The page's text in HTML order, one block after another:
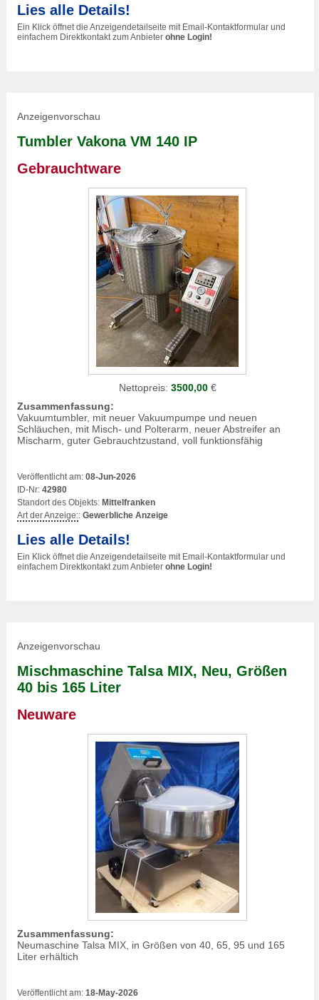
Lies alle Details!
Ein Klick öffnet die Anzeigendetailseite mit Email-Kontaktformular und
einfachem Direktkontakt zum Anbieter ohne Login!
Anzeigenvorschau
Tumbler Vakona VM 140 IP
Gebrauchtware
Nettopreis: 3500,00€
Zusammenfassung:
Vakuumtumbler, mit neuer Vakuumpumpe und neuen
Schläuchen, mit Misch- und Polterarm, neuer Abstreifer an
Mischarm, guter Gebrauchtzustand, voll funktionsfähig
Veröffentlicht am: 08-Jun-2026
ID-Nr: 42980
Standort des Objekts: Mittelfranken
Art der Anzeige:: Gewerbliche Anzeige
Lies alle Details!
Ein Klick öffnet die Anzeigendetailseite mit Email-Kontaktformular und
einfachem Direktkontakt zum Anbieter ohne Login!
Anzeigenvorschau
Mischmaschine Talsa MIX, Neu, Größen
40 bis 165 Liter
Neuware
Zusammenfassung:
Neumaschine Talsa MIX, in Größen von 40, 65, 95 und 165
Liter erhältich
Veröffentlicht am: 18-May-2026